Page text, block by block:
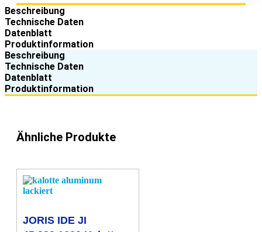
Kalotte
für
Trapezprofil,
W15/20
mm,
Aluminium,
lackiert
nach
RAL
Menge
Beschreibung
Technische Daten
Datenblatt
Produktinformation
Beschreibung
Technische Daten
Datenblatt
Produktinformation
Ähnliche Produkte
JORIS IDE JI